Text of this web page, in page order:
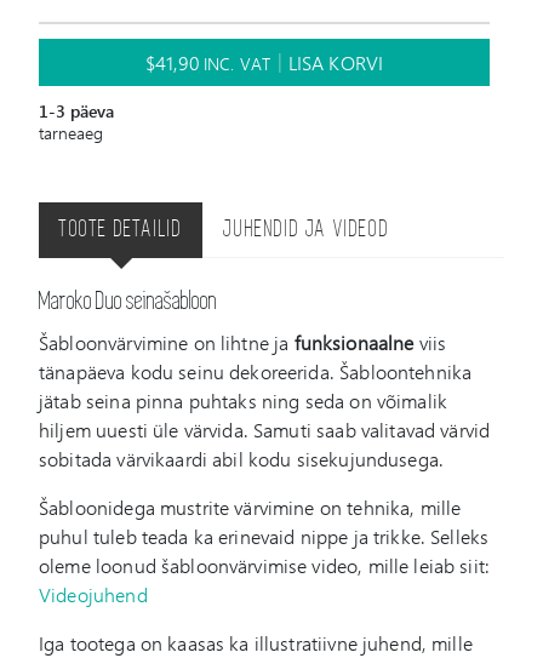
$41,90 INC. VAT LISA KORVI
1-3 päeva
tarneaeg
TOOTE DETAILID JUHENDID JA VIDEOD
Maroko Duo seinašabloon
Šabloonvärvimine on lihtne ja funksionaalneviis
tänapäeva kodu seinu dekoreerida. Šabloontehnika
jätab seina pinna puhtaks ning seda on võimalik
hiljem uuesti üle värvida. Samuti saab valitavad värvid
sobitada värvikaardi abil kodu sisekujundusega.
Šabloonidega mustrite värvimine on tehnika, mille
puhul tuleb teada ka erinevaid nippe ja trikke. Selleks
oleme loonud šabloonvärvimise video, mille leiab siit:
Videojuhend
Iga tootega on kaasas ka illustratiivne juhend, mille